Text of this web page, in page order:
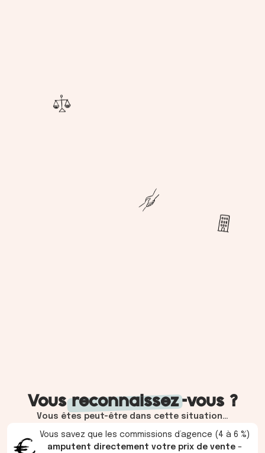
Vousreconnaissez-vous ?
Vous êtes peut-être dans cette situation…
Vous savez que les commissions d’agence (4 à 6 %)
amputent directement votre prix de vente–